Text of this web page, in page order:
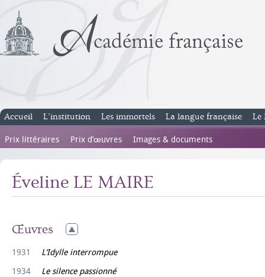
Accueil L’institution Les immortels La langue française Le
Prix littéraires Prix d’œuvres Images & documents
Éveline LE MAIRE
Œuvres
1931
L’Idylle interrompue
1934
Le silence passionné